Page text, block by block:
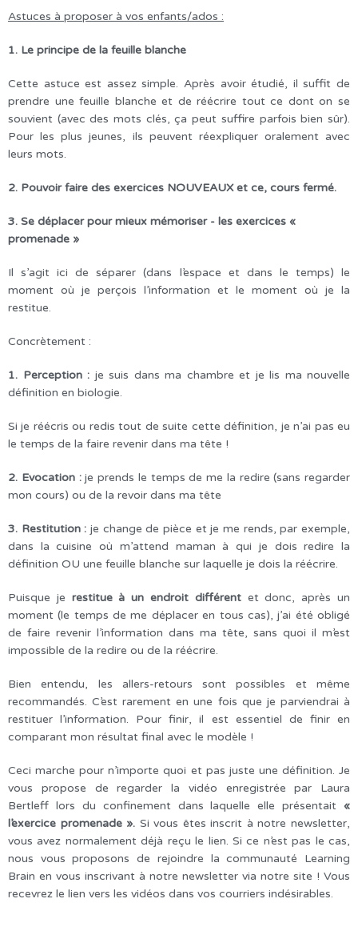
Astuces à proposer à vos enfants/ados :
1. Le principe de la feuille blanche
Cette astuce est assez simple. Après avoir étudié, il suffit de
prendre une feuille blanche et de réécrire tout ce dont on se
souvient (avec des mots clés, ça peut suffire parfois bien sûr).
Pour les plus jeunes, ils peuvent réexpliquer oralement avec
leurs mots.
2. Pouvoir faire des exercices NOUVEAUX et ce, cours fermé.
3. Se déplacer pour mieux mémoriser - les exercices «
promenade »
Il s’agit ici de séparer (dans l’espace et dans le temps) le
moment où je perçois l’information et le moment où je la
restitue.
Concrètement :
1. Perception : je suis dans ma chambre et je lis ma nouvelle
définition en biologie.
Si je réécris ou redis tout de suite cette définition, je n’ai pas eu
le temps de la faire revenir dans ma tête !
2. Evocation :je prends le temps de me la redire (sans regarder
mon cours) ou de la revoir dans ma tête
3. Restitution : je change de pièce et je me rends, par exemple,
dans la cuisine où m’attend maman à qui je dois redire la
définition OU une feuille blanche sur laquelle je dois la réécrire.
Puisque je restitue à un endroit différentet donc, après un
moment (le temps de me déplacer en tous cas), j’ai été obligé
de faire revenir l’information dans ma tête, sans quoi il m’est
impossible de la redire ou de la réécrire.
Bien entendu, les allers-retours sont possibles et même
recommandés. C’est rarement en une fois que je parviendrai à
restituer l’information. Pour finir, il est essentiel de finir en
comparant mon résultat final avec le modèle !
Ceci marche pour n’importe quoi et pas juste une définition. Je
vous propose de regarder la vidéo enregistrée par Laura
Bertleff lors du confinement dans laquelle elle présentait «
l’exercice promenade ». Si vous êtes inscrit à notre newsletter,
vous avez normalement déjà reçu le lien. Si ce n’est pas le cas,
nous vous proposons de rejoindre la communauté Learning
Brain en vous inscrivant à notre newsletter via notre site ! Vous
recevrez le lien vers les vidéos dans vos courriers indésirables.